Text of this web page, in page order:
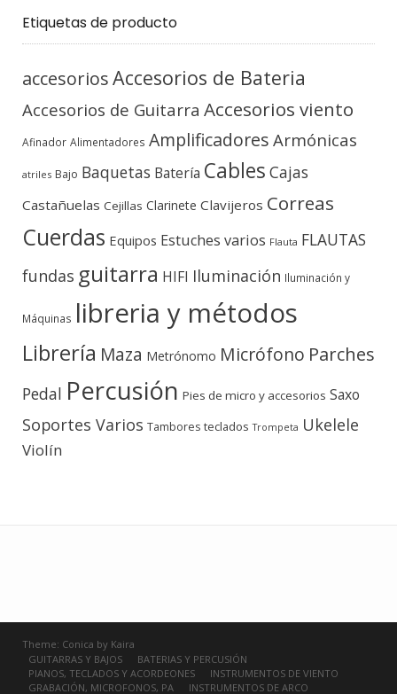
Etiquetas de producto
accesoriosAccesorios de Bateria
Accesorios de Guitarra Accesorios viento
Afinador Alimentadores Amplificadores Armónicas
atriles Bajo Baquetas Batería Cables Cajas
Castañuelas Cejillas Clarinete Clavijeros Correas
Cuerdas Equipos Estuches varios Flauta FLAUTAS
fundas guitarra HIFI Iluminación Iluminación y
Máquinas libreria y métodos
Librería Maza Metrónomo Micrófono Parches
Pedal Percusión Pies de micro y accesorios Saxo
Soportes Varios Tambores teclados Trompeta Ukelele
Violín
Theme: Conica by Kaira
GUITARRAS Y BAJOS
BATERIAS Y PERCUSIÓN
PIANOS, TECLADOS Y ACORDEONES
INSTRUMENTOS DE VIENTO
GRABACIÓN, MICROFONOS, PA
INSTRUMENTOS DE ARCO